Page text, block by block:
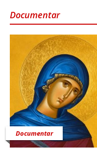
Documentar
Documentar